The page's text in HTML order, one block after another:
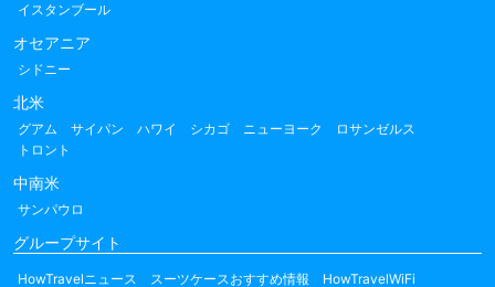
イスタンブール
オセアニア
シドニー
北米
グアム サイパン ハワイ シカゴ ニューヨーク
ロサンゼルス
トロント
中南米
サンパウロ
グループサイト
HowTravelニュース スーツケースおすすめ情報 HowTravelWiFi